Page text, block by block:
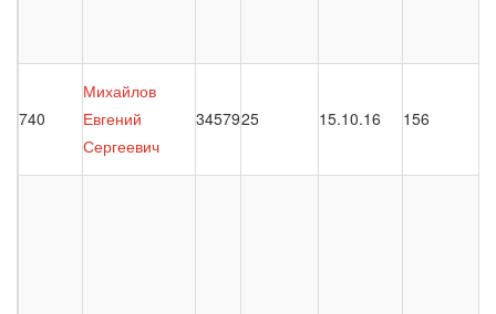
740
Михайлов
Евгений
Сергеевич
3457925 15.10.16 156